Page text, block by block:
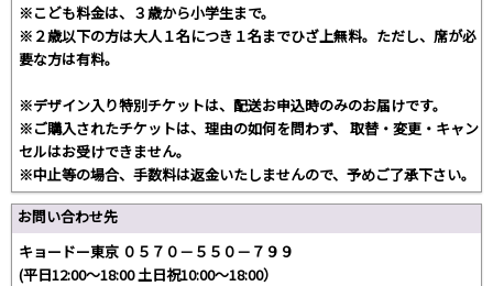
※こども料金は、３歳から小学生まで。
※２歳以下の方は大人１名につき１名までひざ上無料。ただし、席が必
要な方は有料。
※デザイン入り特別チケットは、配送お申込時のみのお届けです。
※ご購入されたチケットは、理由の如何を問わず、 取替・変更・キャン
セルはお受けできません。
※中止等の場合、手数料は返金いたしませんので、予めご了承下さい。
お問い合わせ先
キョードー東京 ０５７０－５５０－７９９
(平日12:00～18:00 土日祝10:00～18:00）